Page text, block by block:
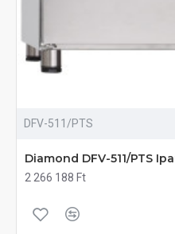
DFV-511/PTS
Diamond DFV-511/PTS
2 266 188 Ft